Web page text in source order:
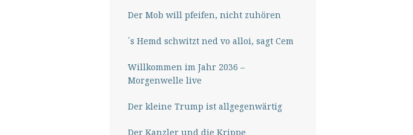
Der Mob will pfeifen, nicht zuhören
´s Hemd schwitzt ned vo alloi, sagt Cem
Willkommen im Jahr 2036 –
Morgenwelle live
Der kleine Trump ist allgegenwärtig
Der Kanzler und die Krippe